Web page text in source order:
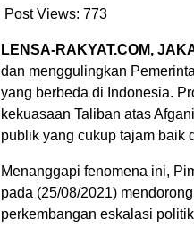
Post Views: 773
LENSA-RAKYAT.COM,
dan menggulingkan
yang berbeda di Indonesia.
kekuasaan Taliban atas
publik yang cukup tajam baik
Menanggapi fenomena ini,
pada (25/08/2021)
perkembangan eskalasi